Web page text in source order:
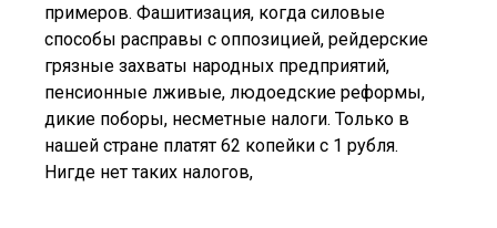
примеров. Фашитизация, когда силовые
способы расправы с оппозицией, рейдерские
грязные захваты народных предприятий,
пенсионные лживые, людоедские реформы,
дикие поборы, несметные налоги. Только в
нашей стране платят 62 копейки с 1 рубля.
Нигде нет таких налогов,